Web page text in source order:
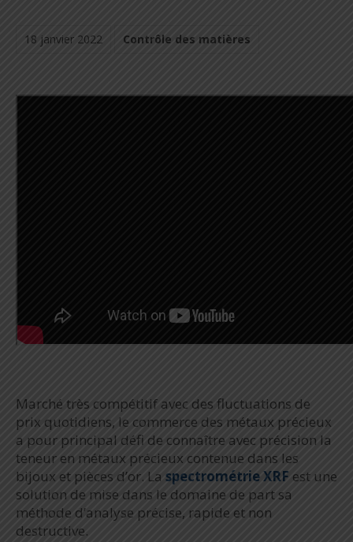
18 janvier 2022 Contrôle des matières
Marché très compétitif avec des fluctuations de
prix quotidiens, le commerce des métaux précieux
a pour principal défi de connaître avec précision la
teneur en métaux précieux contenue dans les
bijoux et pièces d’or. La spectrométrie XRF est une
solution de mise dans le domaine de part sa
méthode d’analyse précise, rapide et non
destructive.